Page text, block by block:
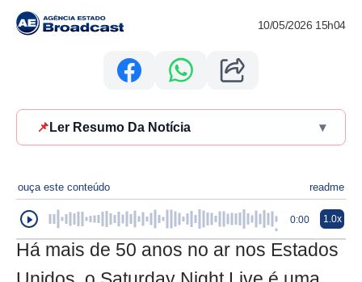
10/05/2026 15h04
📌 Ler Resumo Da Notícia ▾
ouça este conteúdo readme
0:00 1.0x
Há mais de 50 anos no ar nos Estados